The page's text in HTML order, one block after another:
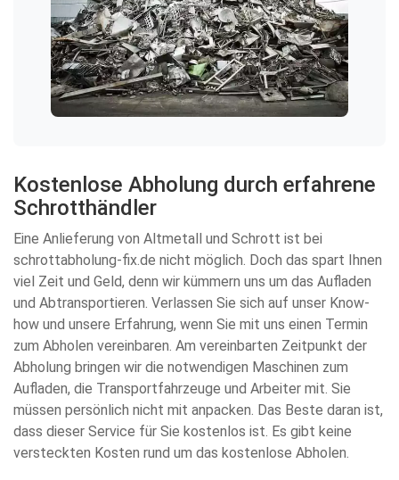
Kostenlose Abholung durch erfahrene
Schrotthändler
Eine Anlieferung von Altmetall und Schrott ist bei
schrottabholung-fix.de nicht möglich. Doch das spart Ihnen
viel Zeit und Geld, denn wir kümmern uns um das Aufladen
und Abtransportieren. Verlassen Sie sich auf unser Know-
how und unsere Erfahrung, wenn Sie mit uns einen Termin
zum Abholen vereinbaren. Am vereinbarten Zeitpunkt der
Abholung bringen wir die notwendigen Maschinen zum
Aufladen, die Transportfahrzeuge und Arbeiter mit. Sie
müssen persönlich nicht mit anpacken. Das Beste daran ist,
dass dieser Service für Sie kostenlos ist. Es gibt keine
versteckten Kosten rund um das kostenlose Abholen.